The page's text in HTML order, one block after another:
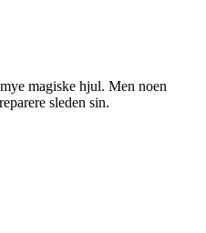
magiske hjul. Men noen
sleden sin.